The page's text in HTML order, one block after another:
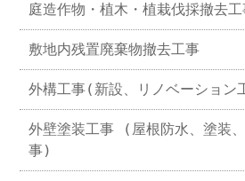
庭造作物・植木・植栽伐採撤去
敷地内残置廃棄物撤去工事
外構工事(新設、リノベーション
外壁塗装工事 (屋根防水、塗装
事)